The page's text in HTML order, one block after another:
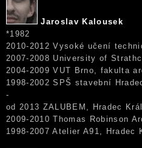
Jaroslav Kalousek
*1982
2010-2012 Vysoké učení
2007-2008 University of
2004-2009 VUT Brno, fakulta
1998-2002 SPŠ stavební
-
od 2013 ZALUBEM, Hradec
2009-2010 Thomas Robinson
1998-2007 Atelier A91, Hradec